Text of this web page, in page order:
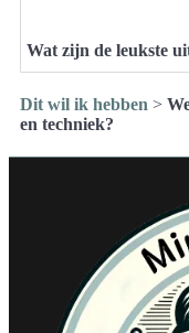
Wat zijn de leukste
Dit wil ik hebben >
en techniek?